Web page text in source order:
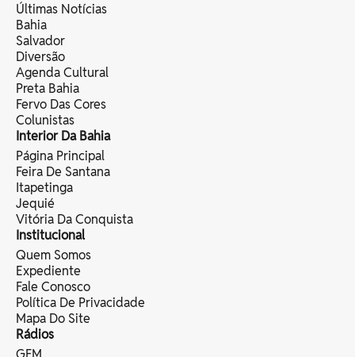
Últimas Notícias
Bahia
Salvador
Diversão
Agenda Cultural
Preta Bahia
Fervo Das Cores
Colunistas
Interior Da Bahia
Página Principal
Feira De Santana
Itapetinga
Jequié
Vitória Da Conquista
Institucional
Quem Somos
Expediente
Fale Conosco
Política De Privacidade
Mapa Do Site
Rádios